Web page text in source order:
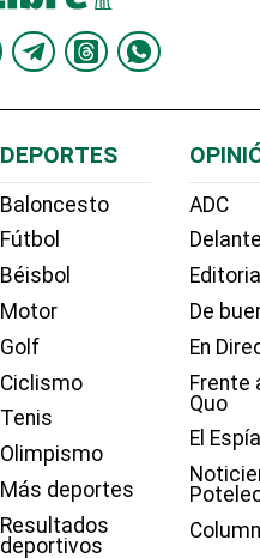
DEPORTES
Baloncesto
Fútbol
Béisbol
Motor
Golf
Ciclismo
Tenis
Olimpismo
Más deportes
Resultados
deportivos
ADC
Editorial
De
En
Frente
Quo
El Espía